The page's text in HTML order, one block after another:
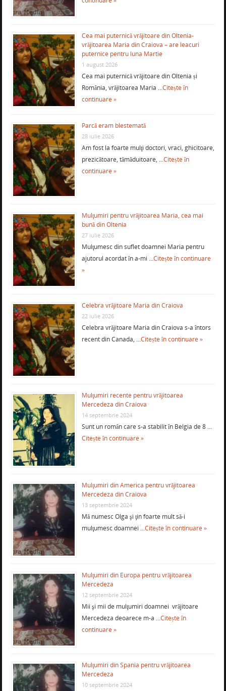
Cea mai puternică vrăjitoare din Oltenia-
vrăjitoarea Maria din Craiova – are leacuri
puternice pentru luna Martie
1 august 2026
Cea mai puternică vrăjitoare din Oltenia și
România, vrăjitoarea Maria …Citește în
continuare »
Parcă eram blestemată
28 iulie 2026
Am fost la foarte mulţi doctori, vraci, ghicitoare,
prezicătoare, tămăduitoare, …Citește în
continuare »
Mulţumiri pentru vrăjitoarea Maria, cea mai
bună din Oltenia
27 iulie 2026
Mulţumesc din suflet doamnei Maria pentru
ajutorul acordat în a-mi …Citește în continuare
»
Celebra vrăjitoare Maria din Craiova
22 iulie 2026
Celebra vrăjitoare Maria din Craiova s-a întors
recent din Canada, …Citește în continuare »
Mulţumiri recente pentru vrăjitoarea
Mercedeza din Craiova
14 septembrie 2024
Sunt un român care s-a stabilit în Belgia de 8 …
Citește în continuare »
Mulţumiri din America pentru vrăjitoarea
Mercedeza din Craiova
13 septembrie 2024
Mă numesc Olga şi ţin foarte mult să-i
mulţumesc doamnei …Citește în continuare »
Mulţumiri din Europa pentru vrăjitoarea
Mercedeza
12 septembrie 2024
Mii şi mii de mulţumiri doamnei vrăjitoare
Mercedeza deoarece m-a …Citește în
continuare »
Mulţumiri din Spania pentru vrăjitoarea
Mercedeza
10 septembrie 2024